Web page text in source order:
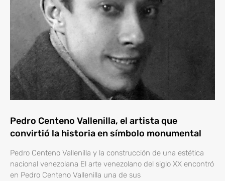
Pedro Centeno Vallenilla, el artista que
convirtió la historia en símbolo monumental
Pedro Centeno Vallenilla y la construcción de una estética
nacional venezolana El arte venezolano del siglo XX encontró
en Pedro Centeno Vallenilla una de sus